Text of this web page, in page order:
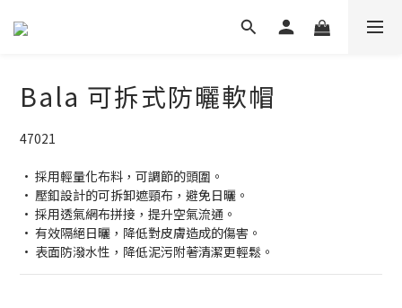
Bala 可拆式防曬軟帽
47021
· 採用輕量化布料，可調節的頭圍。
· 壓釦設計的可拆卸遮頸布，避免日曬。
· 採用透氣網布拼接，提升空氣流通。
· 有效隔絕日曬，降低對皮膚造成的傷害。
· 表面防潑水性，降低泥污附著清潔更輕鬆。